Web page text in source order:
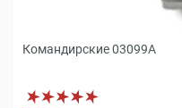
Командирские 03099A